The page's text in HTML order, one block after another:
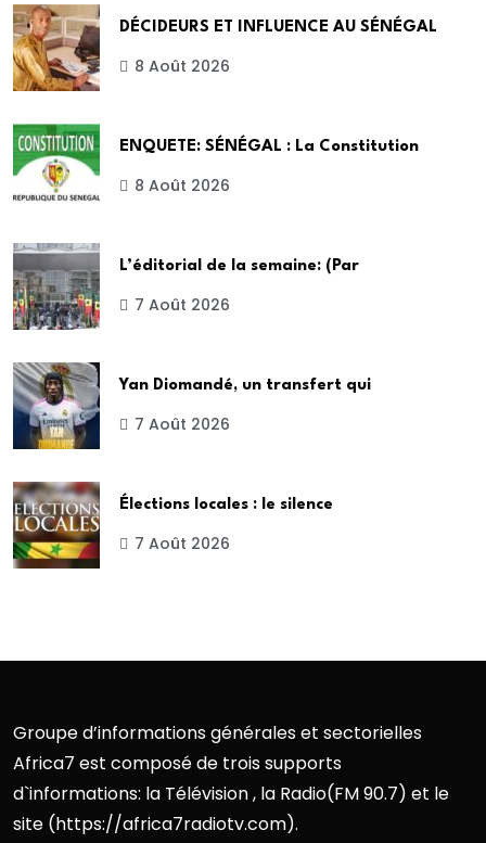
DÉCIDEURS ET INFLUENCE AU SÉNÉGAL
8 Août 2026
ENQUETE: SÉNÉGAL : La Constitution
8 Août 2026
L’éditorial de la semaine: (Par
7 Août 2026
Yan Diomandé, un transfert qui
7 Août 2026
Élections locales : le silence
7 Août 2026
Groupe d’informations générales et sectorielles
Africa7 est composé de trois supports
d`informations: la Télévision , la Radio(FM 90.7) et le
site (https://africa7radiotv.com).